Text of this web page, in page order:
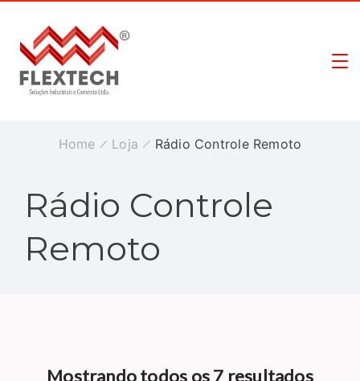
Home Loja Rádio Controle Remoto
Rádio Controle
Remoto
Mostrando todos os 7 resultados